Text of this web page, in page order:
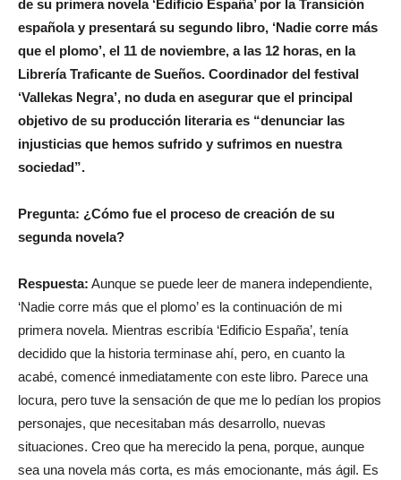
de su primera novela ‘Edificio España’ por la Transición
española y presentará su segundo libro, ‘Nadie corre más
que el plomo’, el 11 de noviembre, a las 12 horas, en la
Librería Traficante de Sueños. Coordinador del festival
‘Vallekas Negra’, no duda en asegurar que el principal
objetivo de su producción literaria es “denunciar las
injusticias que hemos sufrido y sufrimos en nuestra
sociedad”.
Pregunta: ¿Cómo fue el proceso de creación de su
segunda novela?
Respuesta: Aunque se puede leer de manera independiente,
‘Nadie corre más que el plomo’ es la continuación de mi
primera novela. Mientras escribía ‘Edificio España’, tenía
decidido que la historia terminase ahí, pero, en cuanto la
acabé, comencé inmediatamente con este libro. Parece una
locura, pero tuve la sensación de que me lo pedían los propios
personajes, que necesitaban más desarrollo, nuevas
situaciones. Creo que ha merecido la pena, porque, aunque
sea una novela más corta, es más emocionante, más ágil. Es